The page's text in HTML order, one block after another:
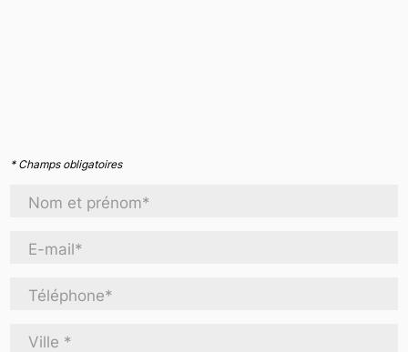
* Champs obligatoires
Nom et prénom*
E-mail*
Téléphone*
Ville *